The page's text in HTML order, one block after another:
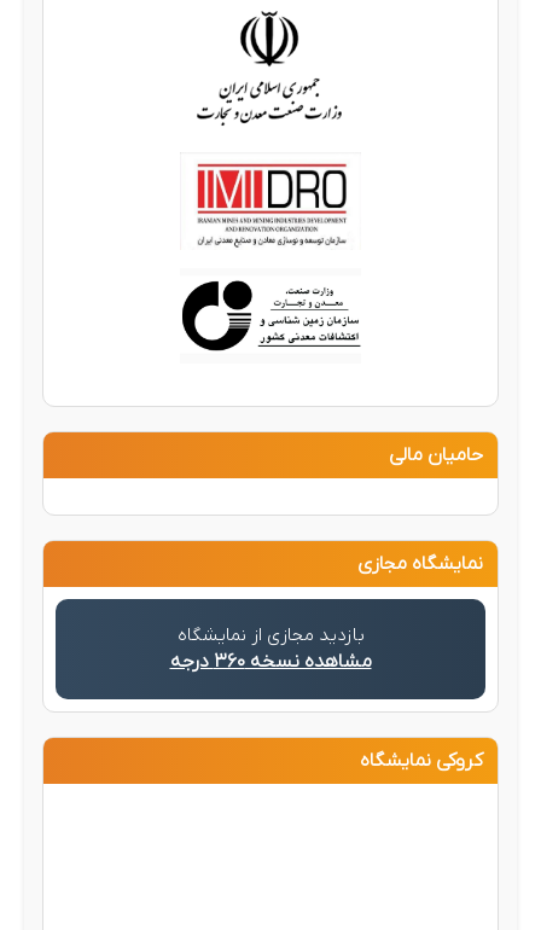
حامیان مالی
نمایشگاه مجازی
بازدید مجازی از نمایشگاه
مشاهده نسخه ۳۶۰ درجه
کروکی نمایشگاه